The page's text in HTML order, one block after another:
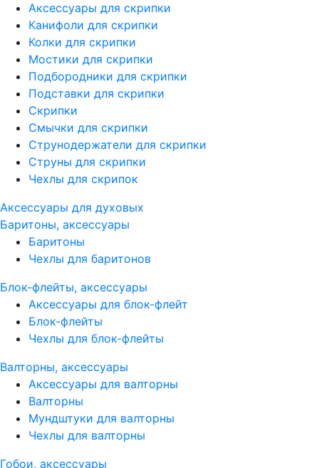
Аксессуары для скрипки
Канифоли для скрипки
Колки для скрипки
Мостики для скрипки
Подбородники для скрипки
Подставки для скрипки
Скрипки
Смычки для скрипки
Струнодержатели для скрипки
Струны для скрипки
Чехлы для скрипок
Аксессуары для духовых
Баритоны, аксессуары
Баритоны
Чехлы для баритонов
Блок-флейты, аксессуары
Аксессуары для блок-флейт
Блок-флейты
Чехлы для блок-флейты
Валторны, аксессуары
Аксессуары для валторны
Валторны
Мундштуки для валторны
Чехлы для валторны
Гобои, аксессуары